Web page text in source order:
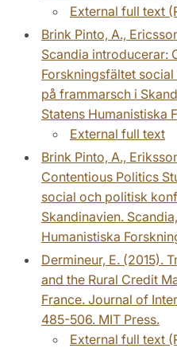
External full text
Brink Pinto, A.,
Scandia introducerar:
Forskningsfältet
på frammarsch i
Statens Humanistiska
External full text
Brink Pinto, A.,
Contentious Politics
social och politisk
Skandinavien.
Humanistiska
Dermineur, E. (2015).
and the Rural Credit
France. Journal of
485-506. MIT Press.
External full text